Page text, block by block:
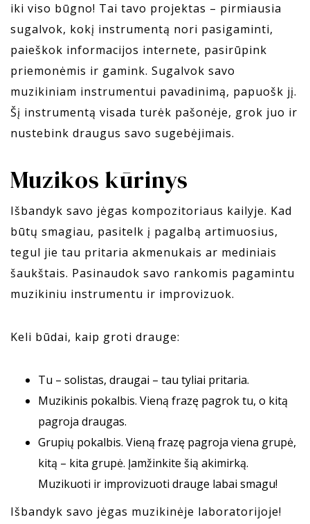
iki viso būgno! Tai tavo projektas – pirmiausia
sugalvok, kokį instrumentą nori pasigaminti,
paieškok informacijos internete, pasirūpink
priemonėmis ir gamink. Sugalvok savo
muzikiniam instrumentui pavadinimą, papuošk jį.
Šį instrumentą visada turėk pašonėje, grok juo ir
nustebink draugus savo sugebėjimais.
Muzikos kūrinys
Išbandyk savo jėgas kompozitoriaus kailyje. Kad
būtų smagiau, pasitelk į pagalbą artimuosius,
tegul jie tau pritaria akmenukais ar mediniais
šaukštais. Pasinaudok savo rankomis pagamintu
muzikiniu instrumentu ir improvizuok.
Keli būdai, kaip groti drauge:
Tu – solistas, draugai – tau tyliai pritaria.
Muzikinis pokalbis. Vieną frazę pagrok tu, o kitą
pagroja draugas.
Grupių pokalbis. Vieną frazę pagroja viena grupė,
kitą – kita grupė. Įamžinkite šią akimirką.
Muzikuoti ir improvizuoti drauge labai smagu!
Išbandyk savo jėgas muzikinėje laboratorijoje!